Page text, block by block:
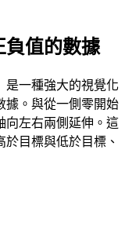
負值的數據
是一種強大的視覺化
據。與從一側零開始
向左右兩側延伸。這
目標與低於目標、